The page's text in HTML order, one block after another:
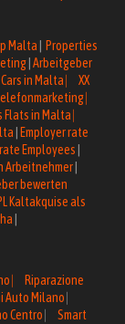
Malta
Properties
Arbeitgeber
Cars in Malta ⎸
XX
⎸
in Malta ⎸
Employer rate
Employees
Arbeitnehmer|
bewerten
Kaltakquise als
Riparazione
Auto Milano
Centro
Smart